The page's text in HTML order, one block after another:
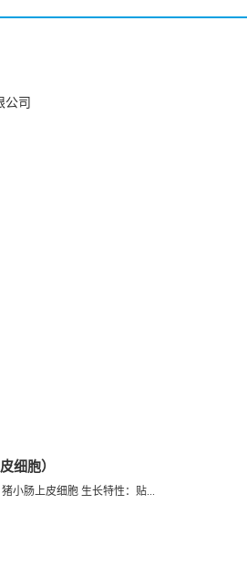
司
细胞）
小肠上皮细胞 生长特性：贴...